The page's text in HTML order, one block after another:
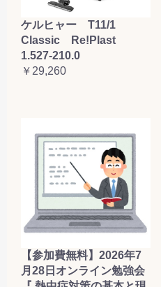
ケルヒャー T11/1
Classic Re!Plast
1.527-210.0
￥29,260
【参加費無料】2026年7
月28日オンライン勉強会